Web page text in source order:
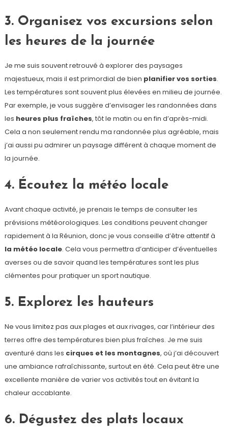
3. Organisez vos excursions selon
les heures de la journée
Je me suis souvent retrouvé à explorer des paysages
majestueux, mais il est primordial de bien planifier vos sorties.
Les températures sont souvent plus élevées en milieu de journée.
Par exemple, je vous suggère d’envisager les randonnées dans
les heures plus fraîches, tôt le matin ou en fin d’après-midi.
Cela a non seulement rendu ma randonnée plus agréable, mais
j’ai aussi pu admirer un paysage différent à chaque moment de
la journée.
4. Écoutez la météo locale
Avant chaque activité, je prenais le temps de consulter les
prévisions météorologiques. Les conditions peuvent changer
rapidement à la Réunion, donc je vous conseille d’être attentif à
la météo locale. Cela vous permettra d’anticiper d’éventuelles
averses ou de savoir quand les températures sont les plus
clémentes pour pratiquer un sport nautique.
5. Explorez les hauteurs
Ne vous limitez pas aux plages et aux rivages, car l’intérieur des
terres offre des températures bien plus fraîches. Je me suis
aventuré dans les cirques et les montagnes, où j’ai découvert
une ambiance rafraîchissante, surtout en été. Cela peut être une
excellente manière de varier vos activités tout en évitant la
chaleur accablante.
6. Dégustez des plats locaux